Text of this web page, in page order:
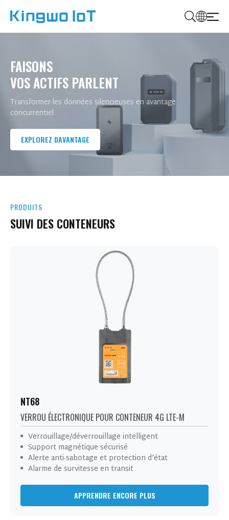
g
w
I
o
T
FAISONS
VOS ACTIFS PARLENT
Transformer les données silencieuses en avantage
concurrentiel.
EXPLOREZ DAVANTAGE
PRODUITS
SUIVI DES CONTENEURS
NT68
VERROU ÉLECTRONIQUE POUR CONTENEUR 4G LTE-M
Verrouillage/déverrouillage intelligent
Support magnétique sécurisé
Alerte anti-sabotage et protection d'état
Alarme de survitesse en transit
APPRENDRE ENCORE PLUS